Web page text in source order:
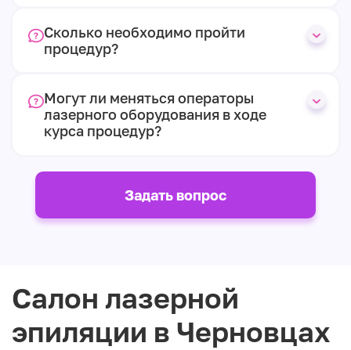
Сколько необходимо пройти
процедур?
Могут ли меняться операторы
лазерного оборудования в ходе
курса процедур?
Задать вопрос
Салон лазерной
эпиляции в Черновцах